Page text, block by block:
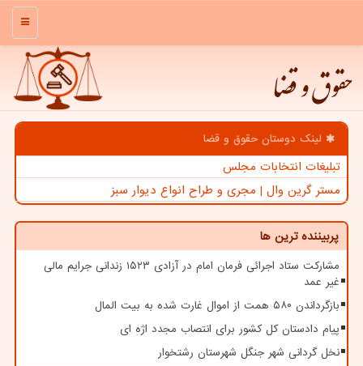
منو
حقوق و قضا
لینک دوستان حقوق و قضا
تبلیغات انتخابات مجلس
مستر گرین وال | مجری و طراح انواع دیوار سبز
پربیننده ترین ها
مشارکت ستاد اجرائی فرمان امام در آزادی ۱۵۲۳ زندانی جرایم مالی
غیر عمد
بازگرداندن ۵۸۰ همت از اموال غارت شده به بیت المال
پیام دادستان کل کشور برای انتصاب مجدد اژه ای
نخل گردانی شهر جنگل شهرستان رشتخوار